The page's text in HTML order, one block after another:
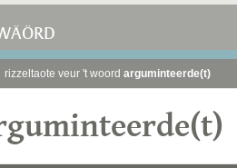
rizzeltaote veur 't woord arguminteerde(t)